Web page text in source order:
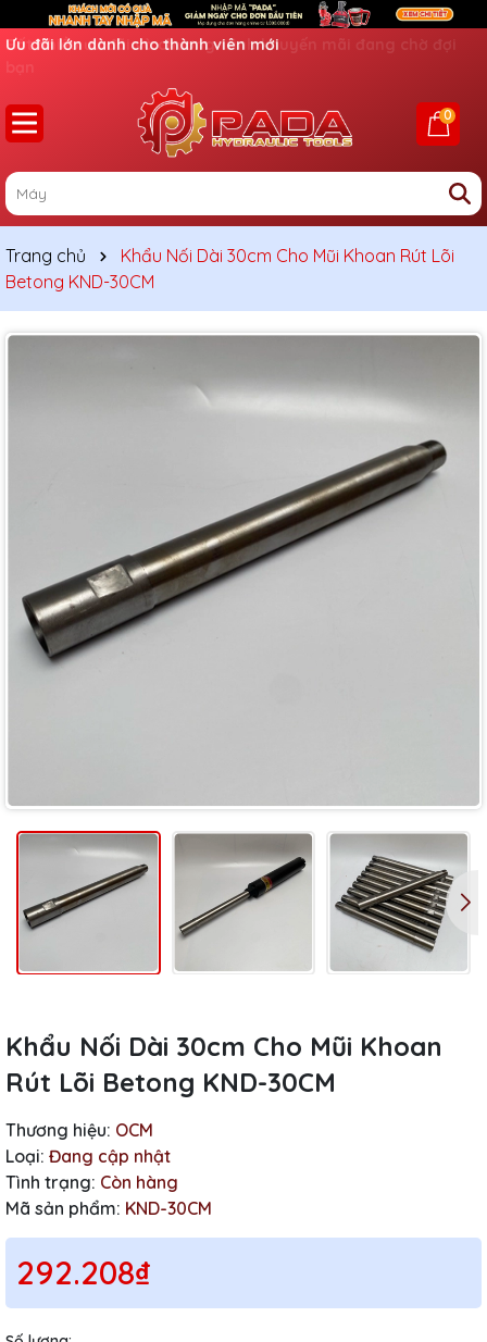
Ưu đãi lớn dành cho thành viên mới
0
Trang chủ
Khẩu Nối Dài 30cm Cho Mũi Khoan Rút Lõi
Betong KND-30CM
Khẩu Nối Dài 30cm Cho Mũi Khoan
Rút Lõi Betong KND-30CM
Thương hiệu: OCM
Loại: Đang cập nhật
Tình trạng: Còn hàng
Mã sản phẩm: KND-30CM
292.208₫